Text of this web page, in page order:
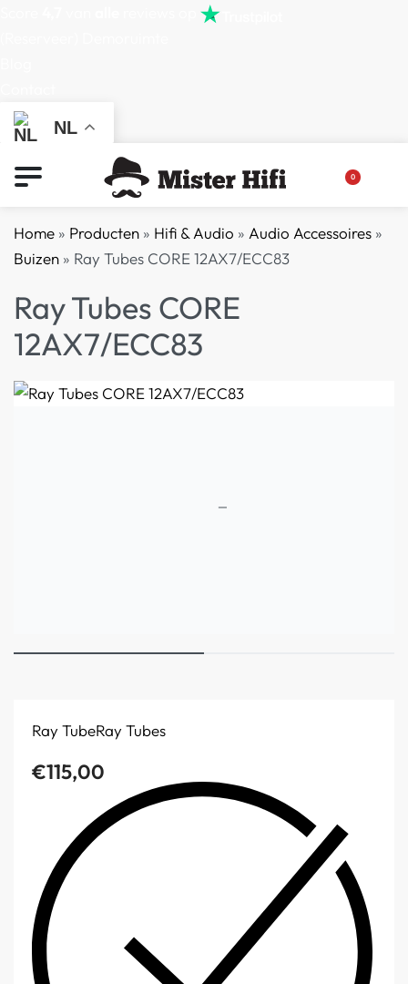
NL
0
Home » Producten » Hifi & Audio » Audio Accessoires »
Buizen » Ray Tubes CORE 12AX7/ECC83
Ray Tubes CORE
12AX7/ECC83
Ray TubeRay Tubes
€115,00